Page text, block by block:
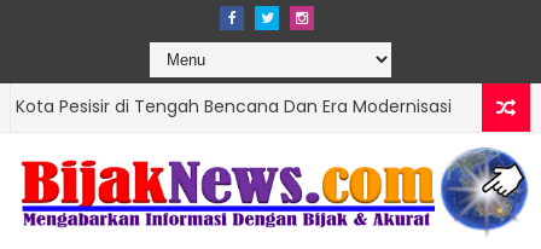
Tengah Bencana Dan Era Modernisasi DPRD SUMBAR
Targetkan Organisasi Modern dan Prestasi Nasional